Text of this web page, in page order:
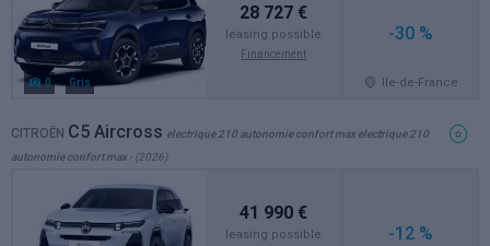
0 Gris
28 727 €
leasing possible
Financement
-30 %
Ile-de-France
CITROËN C5 Aircross electrique 210 autonomie confort max electrique 210
autonomie confort max
- (2026)
41 990 €
leasing possible -12 %